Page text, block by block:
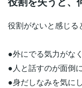
役割がないと感じる
●外にでる気力がな
●人と話すのが面倒
●身だしなみを気に